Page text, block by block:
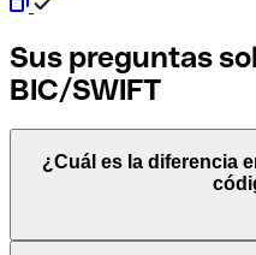
Sus preguntas
BIC/SWIFT
¿Cuál es la diferencia